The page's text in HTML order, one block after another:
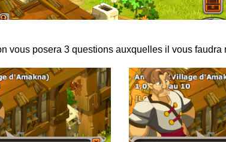
vous posera 3 questions auxquelles il vous faudra